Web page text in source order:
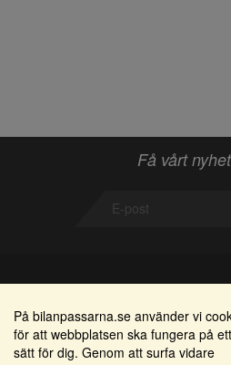
Få vårt
Bilanpassarna
Smedjegatan 22
På bilanpassarna.se använder vi
för att webbplatsen ska fungera på
sätt för dig. Genom att surfa vidare